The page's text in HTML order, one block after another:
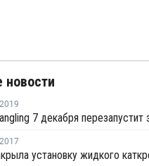
2019
2017